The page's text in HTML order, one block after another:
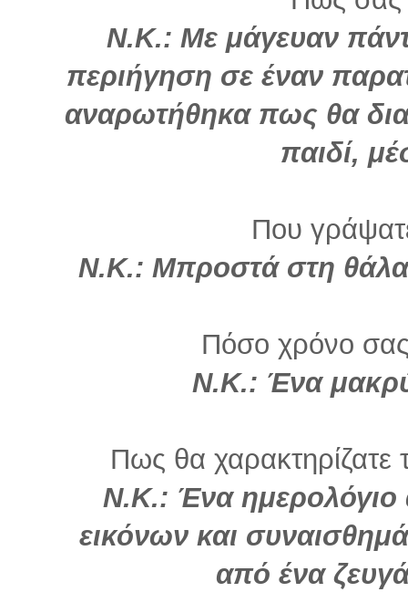
Ν.Κ.: Με μάγευαν
περιήγηση σε έναν
αναρωτήθηκα πως θα
παιδί,
Που
Ν.Κ.: Μπροστά στη
Πόσο χρόνο
Ν.Κ.: Ένα
Πως θα χαρακτηρίζατε
Ν.Κ.: Ένα ημερολόγιο
εικόνων και
από ένα